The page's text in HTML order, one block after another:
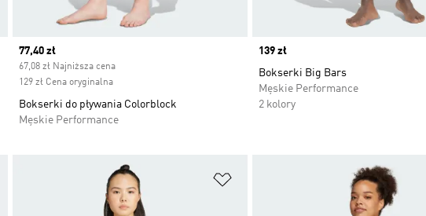
Current price
77,40 zł
67,08 zł Najniższa cena
129 zł Cena oryginalna
Bokserki do pływania Colorblock
Męskie Performance
Price
139 zł
Bokserki Big Bars
Męskie Performance
2 kolory